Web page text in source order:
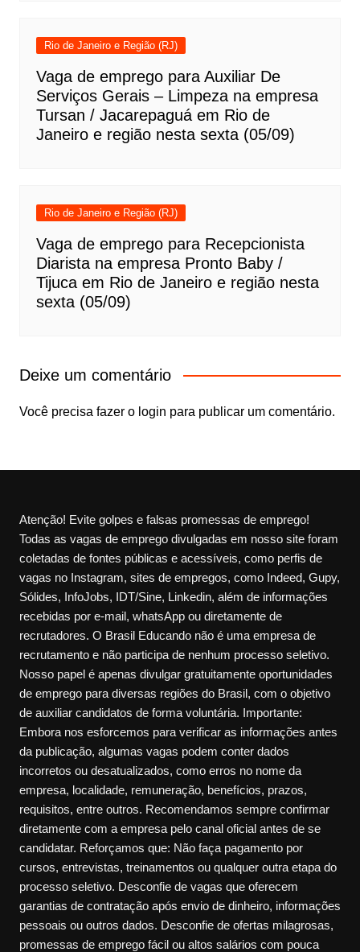
Rio de Janeiro e Região (RJ)
Vaga de emprego para Auxiliar De
Serviços Gerais – Limpeza na empresa
Tursan / Jacarepaguá em Rio de
Janeiro e região nesta sexta (05/09)
Rio de Janeiro e Região (RJ)
Vaga de emprego para Recepcionista
Diarista na empresa Pronto Baby /
Tijuca em Rio de Janeiro e região nesta
sexta (05/09)
Deixe um comentário
Você precisa fazer o login para publicar um comentário.
Atenção! Evite golpes e falsas promessas de emprego!
Todas as vagas de emprego divulgadas em nosso site foram
coletadas de fontes públicas e acessíveis, como perfis de
vagas no Instagram, sites de empregos, como Indeed, Gupy,
Sólides, InfoJobs, IDT/Sine, Linkedin, além de informações
recebidas por e-mail, whatsApp ou diretamente de
recrutadores. O Brasil Educando não é uma empresa de
recrutamento e não participa de nenhum processo seletivo.
Nosso papel é apenas divulgar gratuitamente oportunidades
de emprego para diversas regiões do Brasil, com o objetivo
de auxiliar candidatos de forma voluntária. Importante:
Embora nos esforcemos para verificar as informações antes
da publicação, algumas vagas podem conter dados
incorretos ou desatualizados, como erros no nome da
empresa, localidade, remuneração, benefícios, prazos,
requisitos, entre outros. Recomendamos sempre confirmar
diretamente com a empresa pelo canal oficial antes de se
candidatar. Reforçamos que: Não faça pagamento por
cursos, entrevistas, treinamentos ou qualquer outra etapa do
processo seletivo. Desconfie de vagas que oferecem
garantias de contratação após envio de dinheiro, informações
pessoais ou outros dados. Desconfie de ofertas milagrosas,
promessas de emprego fácil ou altos salários com pouca